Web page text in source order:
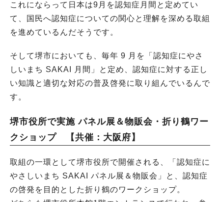
これにならって日本は9月を認知症月間と定めてい
て、国民へ認知症についての関心と理解を深める取組
を進めているんだそうです。
そして堺市においても、毎年 9 月を「認知症にやさ
しいまち SAKAI 月間」と定め、認知症に対する正し
い知識と適切な対応の普及啓発に取り組んでいるんで
す。
堺市役所で実施 パネル展＆物販会・折り鶴ワー
クショップ 【共催：大阪府】
取組の一環として堺市役所で開催される、「認知症に
やさしいまち SAKAI パネル展＆物販会」と、認知症
の啓発を目的とした折り鶴のワークショップ。